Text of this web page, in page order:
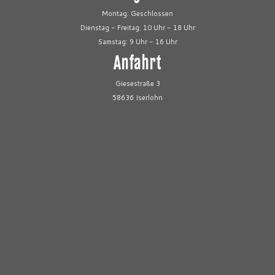
Montag: Geschlossen
Dienstag - Freitag: 10 Uhr - 18 Uhr
Samstag: 9 Uhr - 16 Uhr
Anfahrt
Giesestraße 3
58636 Iserlohn